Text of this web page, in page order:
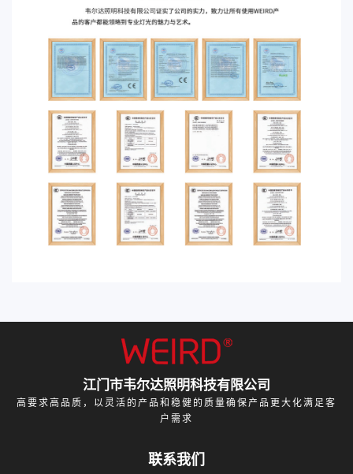
江门市韦尔达照明科技有限公司
高要求高品质，以灵活的产品和稳健的质量确保产品更大化满足客
户需求
联系我们